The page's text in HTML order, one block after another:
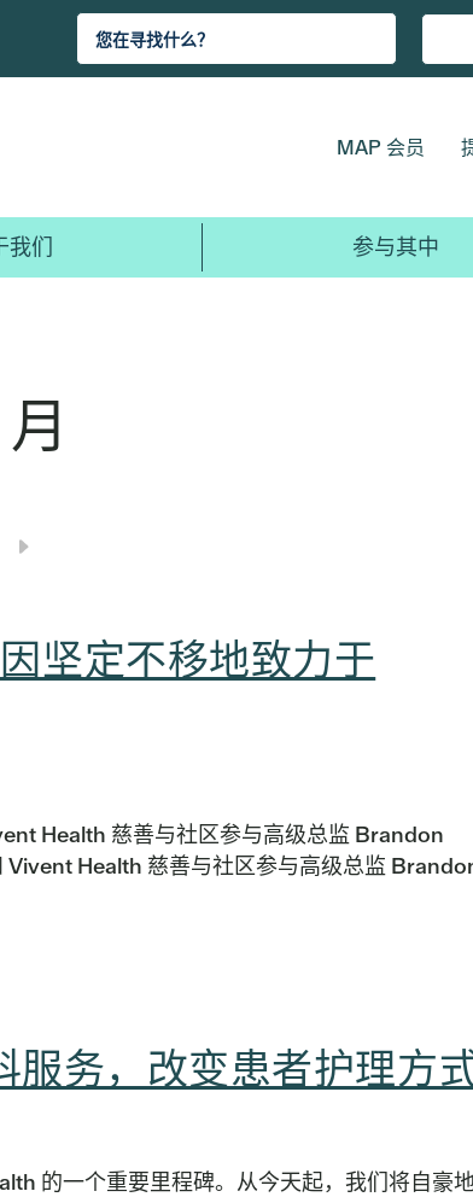
MAP 会员
我们 参与其中
坚定不移地致力于
Health 慈善与社区参与高级总监 Brandon
Health 慈善与社区参与高级总监
服务，改变患者护理方
的一个重要里程碑。从今天起，我们将自豪